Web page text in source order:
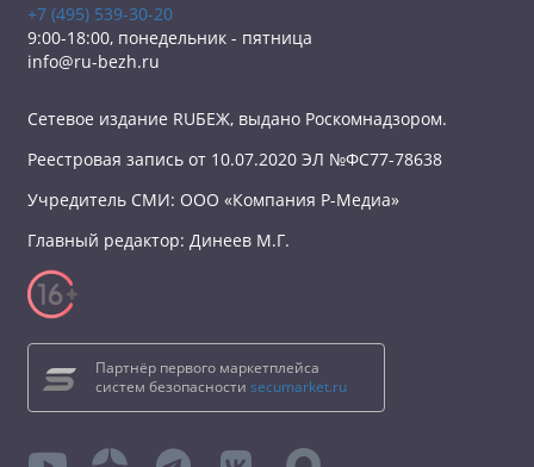
+7 (495) 539-30-20
9:00-18:00, понедельник - пятница
info@ru-bezh.ru
Сетевое издание RUБЕЖ, выдано Роскомнадзором.
Реестровая запись от 10.07.2020 ЭЛ №ФС77-78638
Учредитель СМИ: ООО «Компания Р-Медиа»
Главный редактор: Динеев М.Г.
Партнёр первого маркетплейса
систем безопасности secumarket.ru